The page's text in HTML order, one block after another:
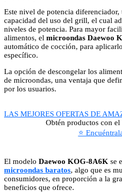
Este nivel de potencia diferenciador,
capacidad del uso del grill, el cual
niveles de potencia. Para mayor
alimentos, el microondas Daewoo
automático de cocción, para
específico.
La opción de descongelar los
de microondas, una ventaja que
por los usuarios.
LAS MEJORES OFERTAS DE
Obtén productos con
⭐
El modelo Daewoo KOG-8A6K se
microondas baratos, algo que es
consumidores, en proporción a la
beneficios que ofrece.